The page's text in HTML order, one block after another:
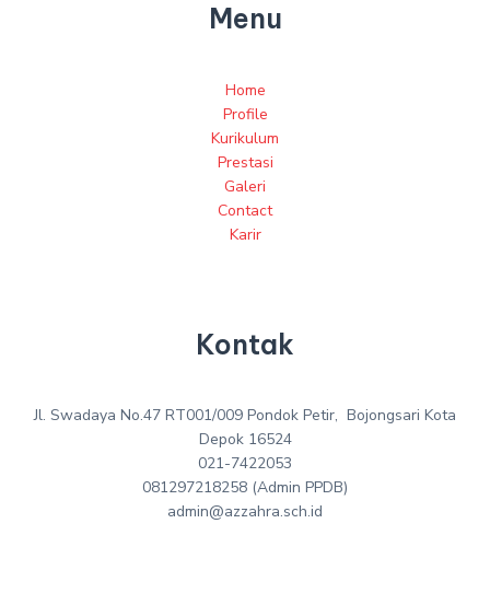
Menu
Home
Profile
Kurikulum
Prestasi
Galeri
Contact
Karir
Kontak
Jl. Swadaya No.47 RT001/009 Pondok Petir, Bojongsari Kota
Depok 16524
021-7422053
081297218258 (Admin PPDB)
admin@azzahra.sch.id